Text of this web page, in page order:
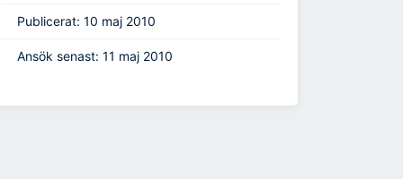
Publicerat: 10 maj 2010
Ansök senast: 11 maj 2010